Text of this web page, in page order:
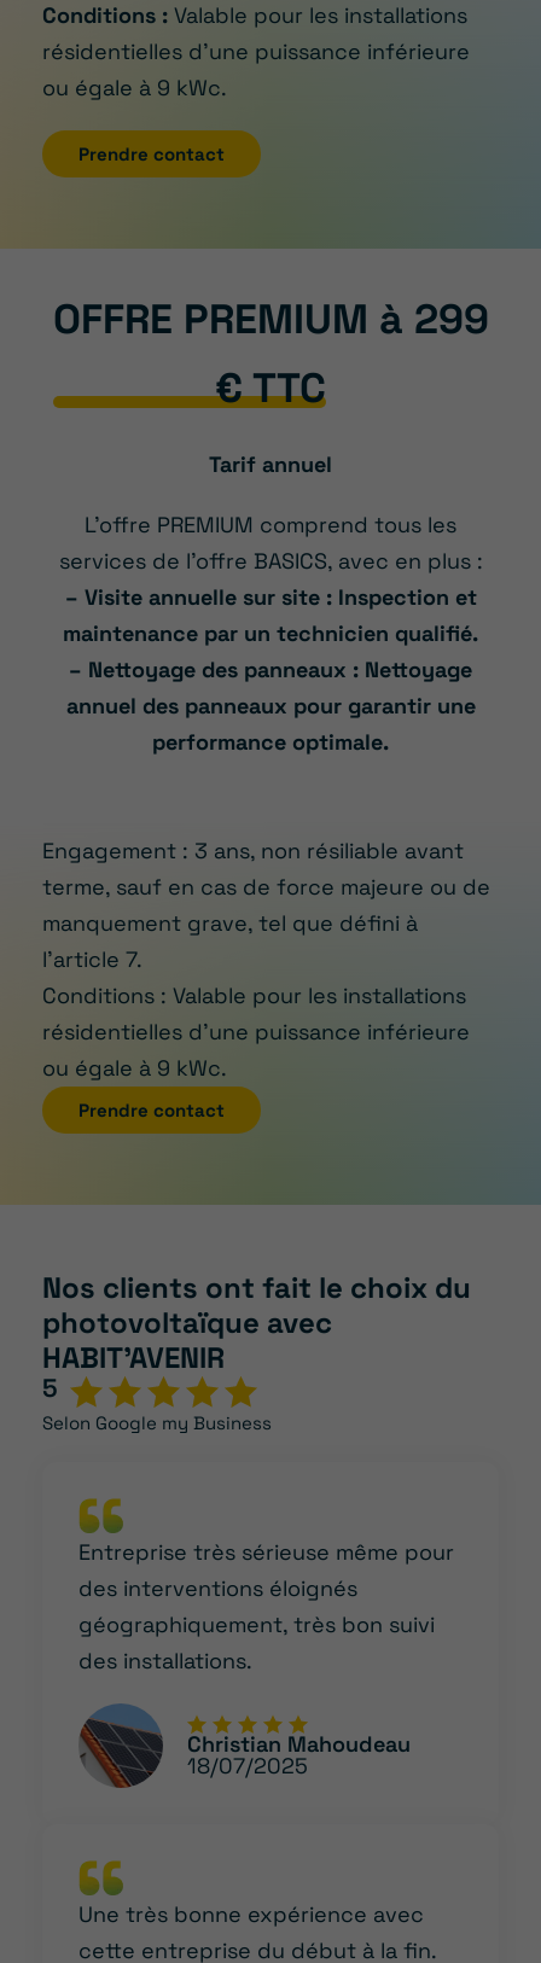
Conditions : Valable pour les installations
résidentielles d’une puissance inférieure
ou égale à 9 kWc.
Prendre contact
OFFRE PREMIUM à 299
€ TTC
Tarif annuel
L’offre PREMIUM comprend tous les
services de l’offre BASICS, avec en plus :
– Visite annuelle sur site : Inspection et
maintenance par un technicien qualifié.
– Nettoyage des panneaux : Nettoyage
annuel des panneaux pour garantir une
performance optimale.
Engagement : 3 ans, non résiliable avant
terme, sauf en cas de force majeure ou de
manquement grave, tel que défini à
l’article 7.
Conditions : Valable pour les installations
résidentielles d’une puissance inférieure
ou égale à 9 kWc.
Prendre contact
Nos clients ont fait le choix du
photovoltaïque avec
HABIT’AVENIR
5
Selon Google my Business
Entreprise très sérieuse même pour
des interventions éloignés
géographiquement, très bon suivi
des installations.
Christian Mahoudeau
18/07/2025
Une très bonne expérience avec
cette entreprise du début à la fin.